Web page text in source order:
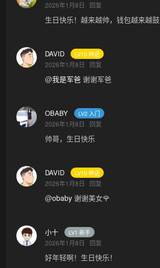
2026年1月8日 回复
生日快乐！越来越帅，钱包越来越鼓
DAVID LV10 神话
2026年1月8日 回复
@我是军爸 谢谢军爸
OBABY LV2 入门
2026年1月8日 回复
帅哥，生日快乐
DAVID LV10 神话
2026年1月8日 回复
@obaby 谢谢美女🌹
小十 LV1 新手
2026年1月8日 回复
好年轻啊！生日快乐！